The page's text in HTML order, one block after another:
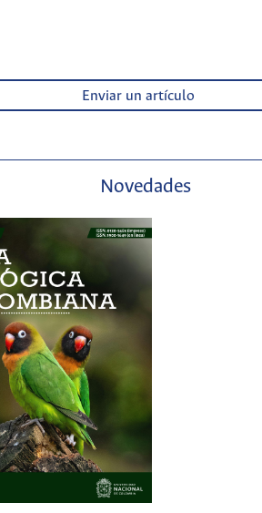
Enviar un artículo
Novedades